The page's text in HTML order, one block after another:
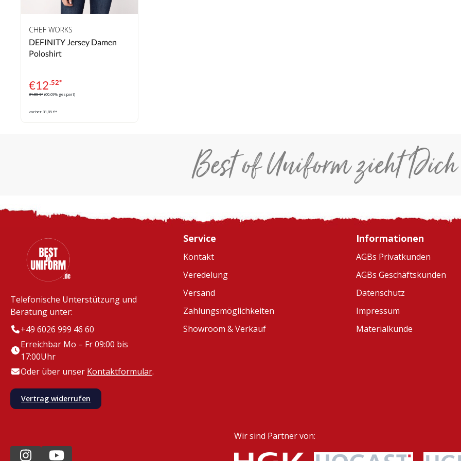
CHEF WORKS
DEFINITY Jersey Damen
Poloshirt
€12.52*
31,85 €* (60.69% gespart)
vorher 31,85 €*
Best of Uniform zieht
Telefonische Unterstützung und
Beratung unter:
+49 6026 999 46 60
Erreichbar Mo – Fr 09:00 bis
17:00Uhr
Oder über unser Kontaktformular.
Vertrag widerrufen
Service
Kontakt
Veredelung
Versand
Zahlungsmöglichkeiten
Showroom & Verkauf
Informationen
AGBs Privatkunden
AGBs Geschäftskunden
Datenschutz
Impressum
Materialkunde
Wir sind Partner von: